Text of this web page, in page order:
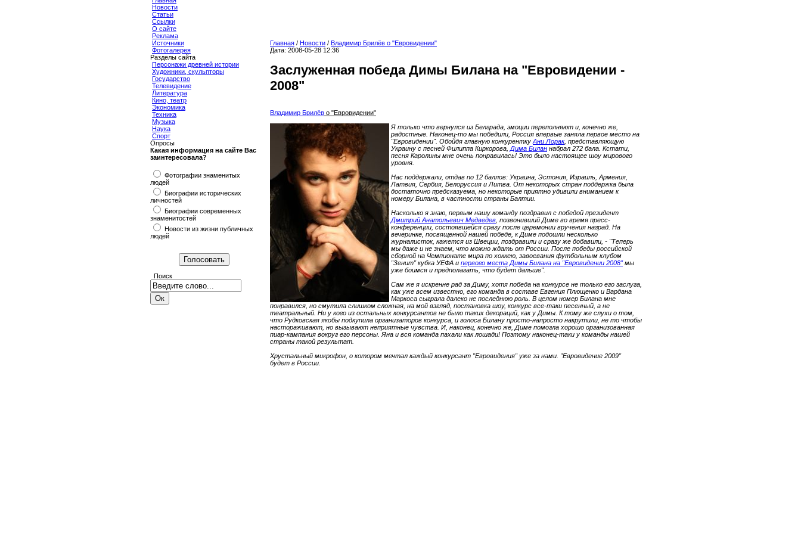
Новости
Статьи
Ссылки
О сайте
Реклама
Источники
Фотогалерея
Разделы сайта
Персонажи древней истории
Художники, скульпторы
Государство
Телевидение
Литература
Кино, театр
Экономика
Техника
Музыка
Наука
Спорт
Опросы
Какая информация на сайте Вас
заинтересовала?
Фотографии знаменитых
людей
Биографии исторических
личностей
Биографии современных
знаменитостей
Новости из жизни публичных
людей
Поиск
Главная / Новости / Владимир Брилёв о "Евровидении"
Дата: 2008-05-28 12:36
Заслуженная победа Димы Билана на "Евровидении -
2008"
Владимир Брилёв о "Евровидении"
Я только что вернулся из Белграда, эмоции переполняют и, конечно же,
радостные. Наконец-то мы победили, Россия впервые заняла первое место на
"Евровидении". Обойдя главную конкуренткуАни Лорак, представляющую
Украину с песней Филиппа Киркорова,Дима Билан набрал 272 бала. Кстати,
песня Каролины мне очень понравилась! Это было настоящее шоу мирового
уровня.
Нас поддержали, отдав по 12 баллов: Украина, Эстония, Израиль, Армения,
Латвия, Сербия, Белоруссия и Литва. От некоторых стран поддержка была
достаточно предсказуема, но некоторые приятно удивили вниманием к
номеру Билана, в частности страны Балтии.
Насколько я знаю, первым нашу команду поздравил с победой президент
Дмитрий Анатольевич Медведев, позвонивший Диме во время пресс-
конференции, состоявшейся сразу после церемонии вручения наград. На
вечеринке, посвященной нашей победе, к Диме подошли несколько
журналисток, кажется из Швеции, поздравили и сразу же добавили, - "Теперь
мы даже и не знаем, что можно ждать от России. После победы российской
сборной на Чемпионате мира по хоккею, завоевания футбольным клубом
"Зенит" кубка УЕФА и первого места Димы Билана на "Евровидении 2008"мы
уже боимся и предполагать, что будет дальше".
Сам же я искренне рад за Диму, хотя победа на конкурсе не только его заслуга,
как уже всем известно, его команда в составе Евгения Плющенко и Вардана
Маркоса сыграла далеко не последнюю роль. В целом номер Билана мне
понравился, но смутила слишком сложная, на мой взгляд, постановка шоу, конкурс все-таки песенный, а не
театральный. Ни у кого из остальных конкурсантов не было таких декораций, как у Димы. К тому же слухи о том,
что Рудковская якобы подкупила организаторов конкурса, и голоса Билану просто-напросто накрутили, не то чтобы
настораживают, но вызывают неприятные чувства. И, наконец, конечно же, Диме помогла хорошо организованная
пиар-кампания вокруг его персоны. Яна и вся команда пахали как лошади! Поэтому наконец-таки у команды нашей
страны такой результат.
Хрустальный микрофон, о котором мечтал каждый конкурсант "Евровидения" уже за нами. "Евровидение 2009"
будет в России.